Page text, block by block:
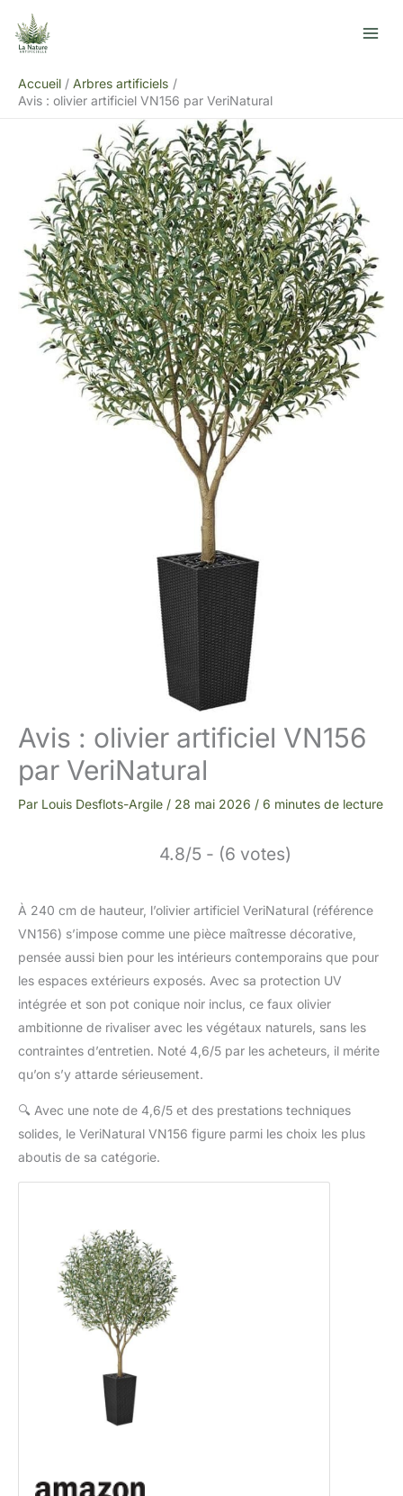
contenu
Accueil
Arbres artificiels
Avis : olivier artificiel VN156 par VeriNatural
Avis : olivier artificiel VN156
par VeriNatural
Par Louis Desflots-Argile / 28 mai 2026 / 6 minutes de lecture
4.8/5 - (6 votes)
À 240 cm de hauteur, l’olivier artificiel VeriNatural (référence
VN156) s’impose comme une pièce maîtresse décorative,
pensée aussi bien pour les intérieurs contemporains que pour
les espaces extérieurs exposés. Avec sa protection UV
intégrée et son pot conique noir inclus, ce faux olivier
ambitionne de rivaliser avec les végétaux naturels, sans les
contraintes d’entretien. Noté 4,6/5 par les acheteurs, il mérite
qu’on s’y attarde sérieusement.
🔍 Avec une note de 4,6/5 et des prestations techniques
solides, le VeriNatural VN156 figure parmi les choix les plus
aboutis de sa catégorie.
e
h